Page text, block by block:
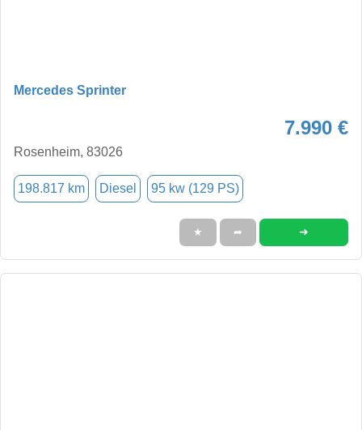
Mercedes Sprinter
7.990 €
Rosenheim, 83026
198.817 km Diesel 95 kw (129 PS)
★ ➦ ➜